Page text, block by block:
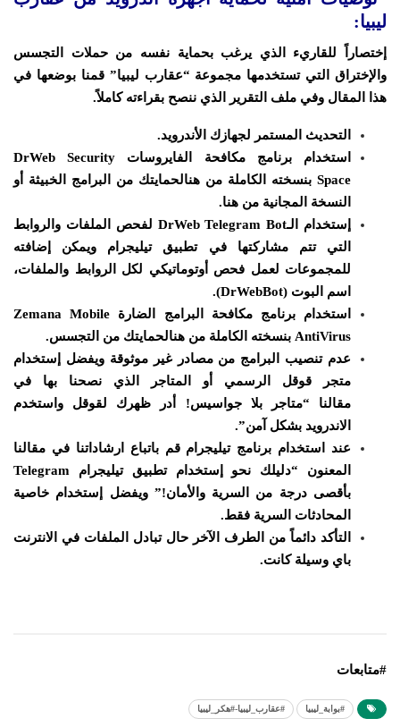
ليبيا:
إختصاراً للقاريء الذي يرغب بحماية نفسه من حملات التجسس
والإختراق التي تستخدمها مجموعة “عقارب ليبيا” قمنا بوضعها في
هذا المقال وفي ملف التقرير الذي ننصح بقراءته كاملاً.
التحديث المستمر لجهازك الأندرويد.
استخدام برنامج مكافحة الفايروسات DrWeb Security
Space بنسخته الكاملة من هنالحمايتك من البرامج الخبيثة أو
النسخة المجانية من هنا.
إستخدام الـDrWeb Telegram Bot لفحص الملفات والروابط
التي تتم مشاركتها في تطبيق تيليجرام ويمكن إضافته
للمجموعات لعمل فحص أوتوماتيكي لكل الروابط والملفات،
اسم البوت (DrWebBot).
استخدام برنامج مكافحة البرامج الضارة Zemana Mobile
AntiVirus بنسخته الكاملة من هنالحمايتك من التجسس.
عدم تنصيب البرامج من مصادر غير موثوقة ويفضل إستخدام
متجر قوقل الرسمي أو المتاجر الذي نصحنا بها في
مقالنا “متاجر بلا جواسيس! أدر ظهرك لقوقل واستخدم
الاندرويد بشكل آمن”.
عند استخدام برنامج تيليجرام قم باتباع ارشاداتنا في مقالنا
المعنون “
دليلك نحو إستخدام تطبيق تيليجرام Telegram
بأقصى درجة من السرية والأمان!” ويفضل إستخدام خاصية
المحادثات السرية فقط.
التأكد دائماً من الطرف الآخر حال تبادل الملفات في الانترنت
باي وسيلة كانت.
#متابعات
#بوابة_ليبيا #عقارب_ليبيا-#هكر_ليبيا